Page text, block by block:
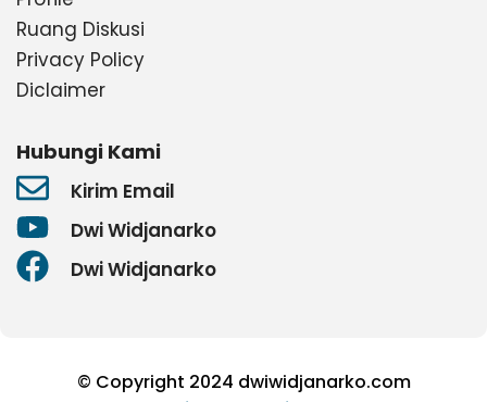
Ruang Diskusi
Privacy Policy
Diclaimer
Hubungi Kami
Kirim Email
Dwi Widjanarko
Dwi Widjanarko
© Copyright 2024 dwiwidjanarko.com